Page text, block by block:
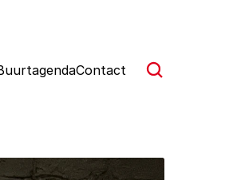
Contact